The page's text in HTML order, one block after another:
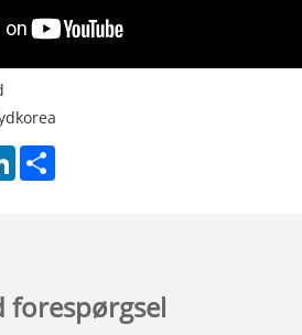
LinkedIn
forespørgsel